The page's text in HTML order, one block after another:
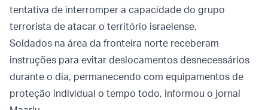
tentativa de interromper a capacidade do grupo
terrorista de atacar o território israelense.
Soldados na área da fronteira norte receberam
instruções para evitar deslocamentos desnecessários
durante o dia, permanecendo com equipamentos de
proteção individual o tempo todo, informou o jornal